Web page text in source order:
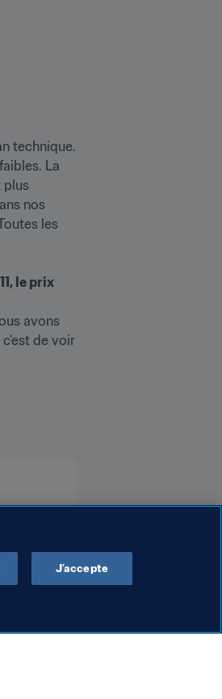
technique.
La
plus
nos
les
le prix
avons
de voir
J’accepte